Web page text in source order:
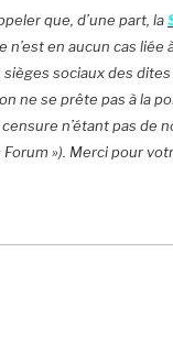
que, d’une part, la
n’est en aucun cas liée
sièges sociaux des
ne se prête pas à la
censure n’étant pas
»). Merci pour